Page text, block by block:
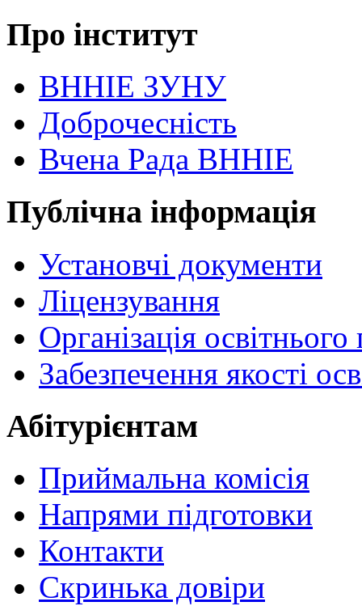
Про інститут
ВННІЕ ЗУНУ
Доброчесність
Вчена Рада ВННІЕ
Публічна інформація
Установчі документи
Ліцензування
Організація
Забезпечення якості
Абітурієнтам
Приймальна комісія
Напрями підготовки
Контакти
Скринька довіри